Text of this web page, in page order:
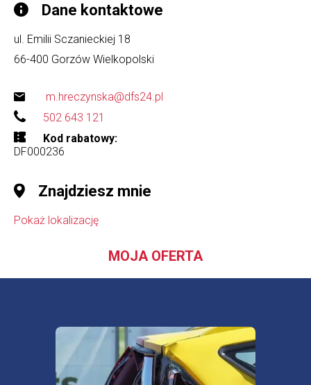
Dane kontaktowe
ul. Emilii Sczanieckiej 18
66-400 Gorzów Wielkopolski
m.hreczynska@dfs24.pl
502 643 121
Kod rabatowy
DF000236
Znajdziesz mnie
Pokaż lokalizację
MOJA OFERTA